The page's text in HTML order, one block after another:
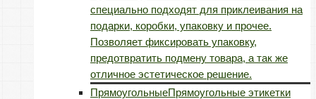
специально подходят для приклеивания на
подарки, коробки, упаковку и прочее.
Позволяет фиксировать упаковку,
предотвратить подмену товара, а так же
отличное эстетическое решение.
ПрямоугольныеПрямоугольные этикетки